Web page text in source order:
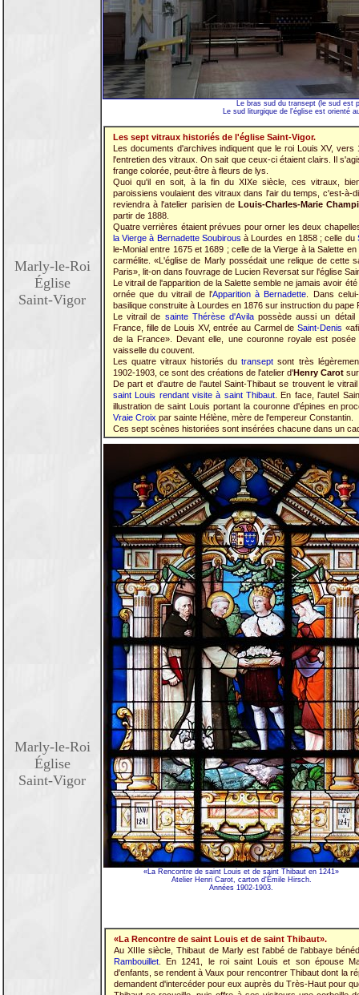
Marly-le-Roi
Église
Saint-Vigor
Marly-le-Roi
Église
Saint-Vigor
Le bras sud du transept (le sud est
Le sud liturgique de l'église est orienté
Les sept vitraux historiés de l'église Saint-Vigor.
Les documents d'archives indiquent que le roi Louis XV,
l'entretien des vitraux. On sait que ceux-ci étaient clairs. Il
frange colorée, peut-être à fleurs de lys.
Quoi qu'il en soit, à la fin du XIXe siècle, ces vitraux,
paroissiens voulaient des vitraux dans l'air du temps, c'est-à-
reviendra à l'atelier parisien deLouis-Charles-Marie
partir de 1888.
Quatre verrières étaient prévues pour orner les deux
la Vierge à Bernadette Soubirous à Lourdes en 1858 ; celle du
le-Monial entre 1675 et 1689 ; celle de la Vierge à la Salette
carmélite. «L'église de Marly possédait une relique de cette
Paris», lit-on dans l'ouvrage de Lucien Reversat sur l'église
Le vitrail de l'apparition de la Salette semble ne jamais avoir
ornée que du vitrail de l'Apparition à Bernadette . Dans
basilique construite à Lourdes en 1876 sur instruction du pape
Le vitrail de sainte Thérèse d'Avilapossède aussi un détail
France, fille de Louis XV, entrée au Carmel de Saint-Denis
de la France». Devant elle, une couronne royale est
vaisselle du couvent.
Les quatre vitraux historiés dutransept sont très
1902-1903, ce sont des créations de l'atelier d'Henry Carot
De part et d'autre de l'autel Saint-Thibaut se trouvent le
saint Louis rendant visite à saint Thibaut . En face, l'autel
illustration de saint Louis portant la couronne d'épines en
Vraie Croix par sainte Hélène, mère de l'empereur Constantin.
Ces sept scènes historiées sont insérées chacune dans un
«La Rencontre de saint Louis et de saint Thibaut en 1241»
Atelier Henri Carot, carton d'Émile Hirsch.
Années 1902-1903.
«La Rencontre de saint Louis et de saint Thibaut».
Au XIIIe siècle, Thibaut de Marly est l'abbé de l'abbaye
Rambouillet . En 1241, le roi saint Louis et son épouse
d'enfants, se rendent à Vaux pour rencontrer Thibaut dont la
demandent d'intercéder pour eux auprès du Très-Haut pour